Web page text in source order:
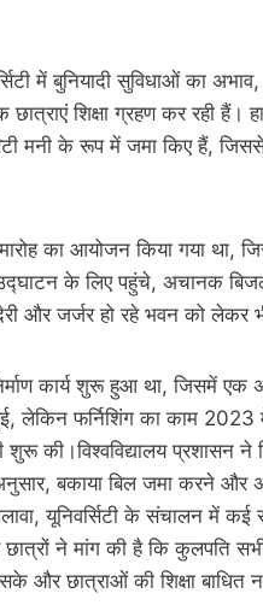
में बुनियादी सुविधाओं का
शिक्षा ग्रहण कर रही हैं।
मनी के रूप में जमा किए हैं,
समारोह का आयोजन किया गया
के लिए पहुंचे, अचानक
देरी और जर्जर हो रहे भवन को
कार्य शुरू हुआ था, जिसमें
हुई, लेकिन फर्निशिंग का काम
शुरू की।विश्वविद्यालय
बकाया बिल जमा करने और
यूनिवर्सिटी के संचालन में कई
ने मांग की है कि कुलपति
और छात्राओं की शिक्षा बाधित न